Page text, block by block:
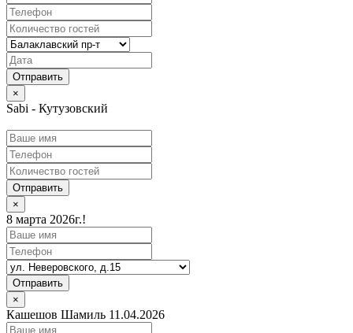
×
Sabi - Кутузовский
Отправить
×
8 марта 2026г.!
Отправить
×
Кашешов Шамиль 11.04.2026